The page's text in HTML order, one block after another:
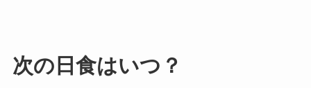
次の日食はいつ？